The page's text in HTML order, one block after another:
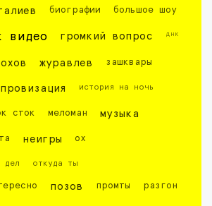
биографии большое шоу
видео громкий вопрос днк
журавлев зашквары
история на ночь
сток меломан музыка
неигры ох
дел откуда ты
позов промты разгон